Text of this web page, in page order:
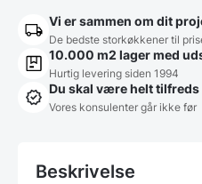
Vi er sammen om dit
De bedste storkøkkener til
10.000 m2 lager med
Hurtig levering siden 1994
Du skal være helt tilfreds
Vores konsulenter går ikke før
Beskrivelse